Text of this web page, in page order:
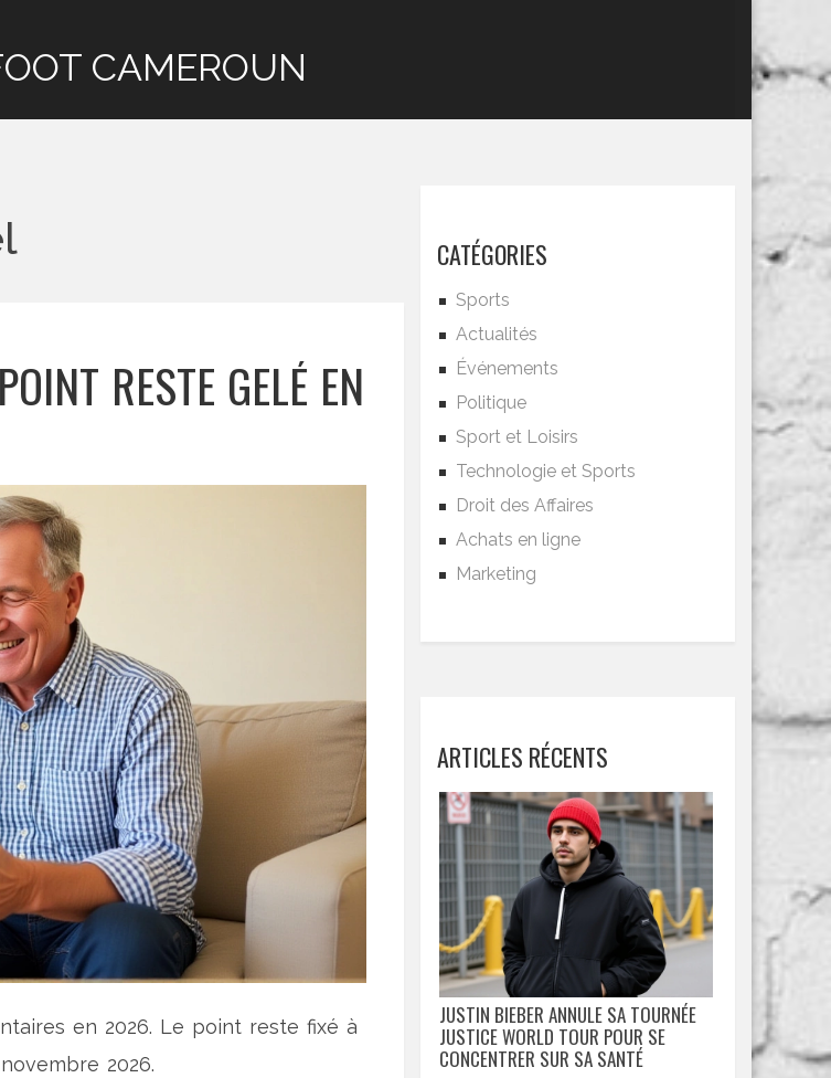
CAMEROUN
RESTE GELÉ EN
en 2026. Le point reste fixé à
2026.
CATÉGORIES
Sports
Actualités
Événements
Politique
Sport et Loisirs
Technologie et Sports
Droit des Affaires
Achats en ligne
Marketing
ARTICLES RÉCENTS
JUSTIN BIEBER ANNULE SA TOURNÉE
JUSTICE WORLD TOUR POUR SE
CONCENTRER SUR SA SANTÉ